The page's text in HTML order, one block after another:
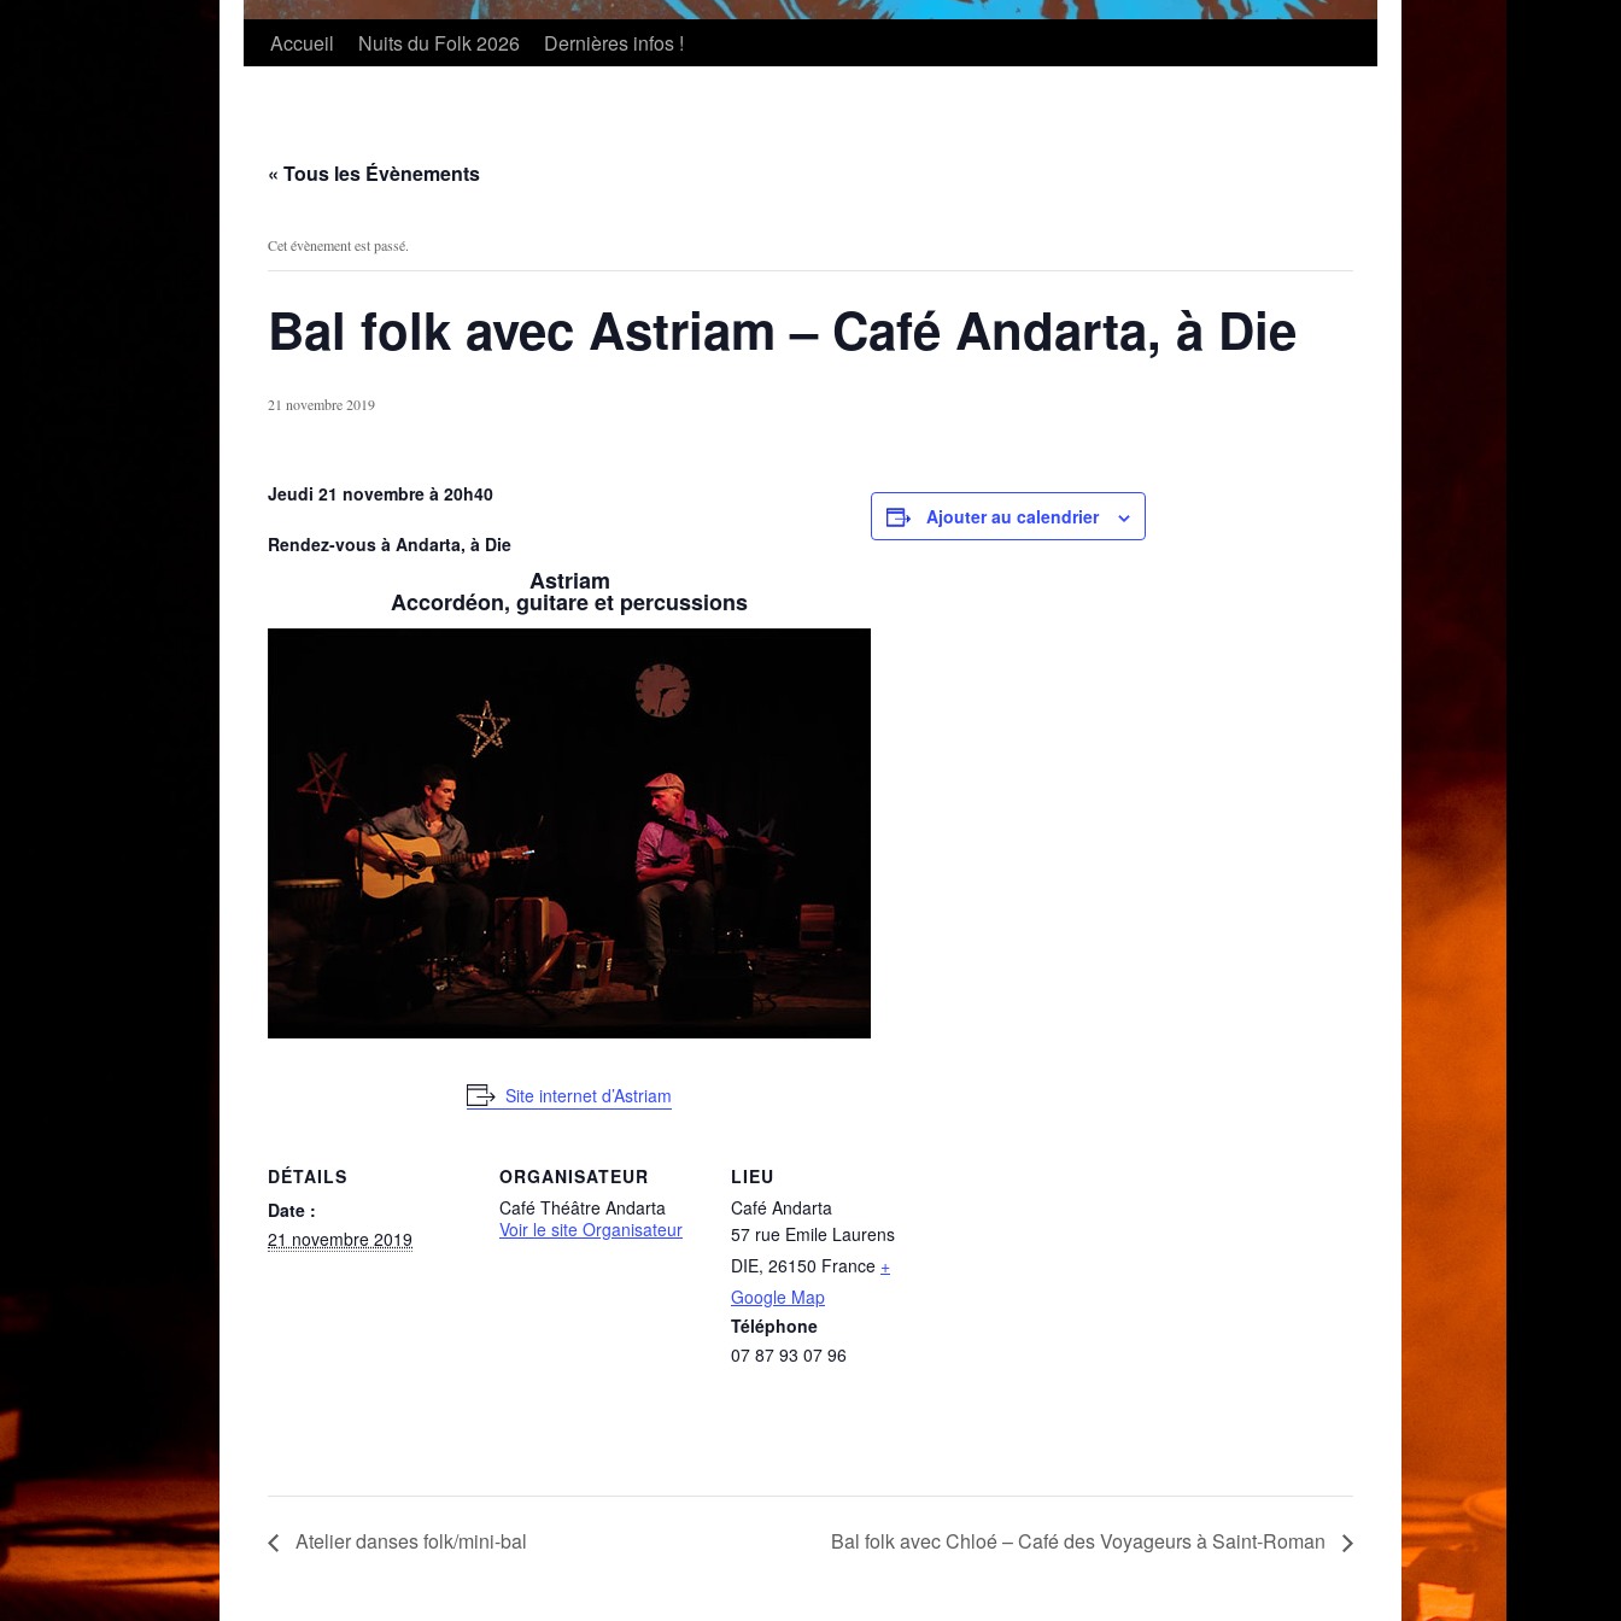
Accueil Nuits du Folk 2026 Dernières infos !
« Tous les Évènements
Cet évènement est passé.
Bal folk avec Astriam – Café Andarta, à Die
21 novembre 2019
Jeudi 21 novembre à 20h40
Rendez-vous à Andarta, à Die
Astriam
Accordéon, guitare et percussions
Site internet d’Astriam
Ajouter au calendrier
DÉTAILS
Date :
21 novembre 2019
ORGANISATEUR
Café Théâtre Andarta
Voir le site Organisateur
LIEU
Café Andarta
57 rue Emile Laurens
DIE, 26150 France +
Google Map
Téléphone
07 87 93 07 96
Atelier danses folk/mini-bal Bal folk avec Chloé – Café des Voyageurs à Saint-Roman